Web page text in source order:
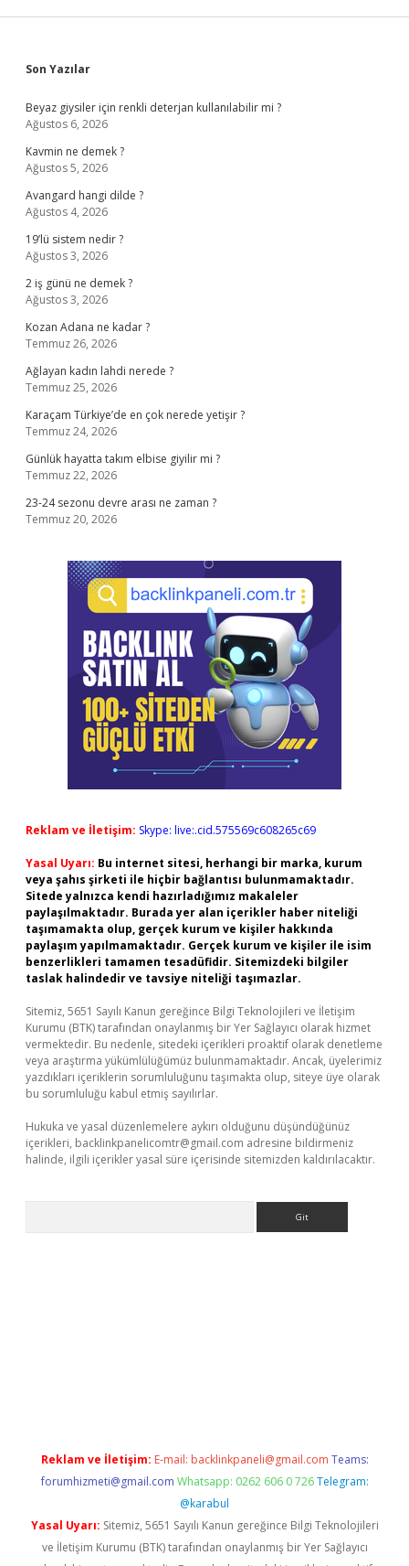
Sidebar
Son Yazılar
Beyaz giysiler için renkli deterjan kullanılabilir mi ?
Ağustos 6, 2026
Kavmin ne demek ?
Ağustos 5, 2026
Avangard hangi dilde ?
Ağustos 4, 2026
19’lü sistem nedir ?
Ağustos 3, 2026
2 iş günü ne demek ?
Ağustos 3, 2026
Kozan Adana ne kadar ?
Temmuz 26, 2026
Ağlayan kadın lahdi nerede ?
Temmuz 25, 2026
Karaçam Türkiye’de en çok nerede yetişir ?
Temmuz 24, 2026
Günlük hayatta takım elbise giyilir mi ?
Temmuz 22, 2026
23-24 sezonu devre arası ne zaman ?
Temmuz 20, 2026
Reklam ve İletişim: Skype: live:.cid.575569c608265c69
Yasal Uyarı: Bu internet sitesi, herhangi bir marka, kurum
veya şahıs şirketi ile hiçbir bağlantısı bulunmamaktadır.
Sitede yalnızca kendi hazırladığımız makaleler
paylaşılmaktadır. Burada yer alan içerikler haber niteliği
taşımamakta olup, gerçek kurum ve kişiler hakkında
paylaşım yapılmamaktadır. Gerçek kurum ve kişiler ile isim
benzerlikleri tamamen tesadüfidir. Sitemizdeki bilgiler
taslak halindedir ve tavsiye niteliği taşımazlar.
Sitemiz, 5651 Sayılı Kanun gereğince Bilgi Teknolojileri ve İletişim
Kurumu (BTK) tarafından onaylanmış bir Yer Sağlayıcı olarak hizmet
vermektedir. Bu nedenle, sitedeki içerikleri proaktif olarak denetleme
veya araştırma yükümlülüğümüz bulunmamaktadır. Ancak, üyelerimiz
yazdıkları içeriklerin sorumluluğunu taşımakta olup, siteye üye olarak
bu sorumluluğu kabul etmiş sayılırlar.
Hukuka ve yasal düzenlemelere aykırı olduğunu düşündüğünüz
içerikleri, backlinkpanelicomtr@gmail.com adresine bildirmeniz
halinde, ilgili içerikler yasal süre içerisinde sitemizden kaldırılacaktır.
Reklam ve İletişim: E-mail: backlinkpaneli@gmail.com Teams:
forumhizmeti@gmail.com Whatsapp: 0262 606 0 726 Telegram:
@karabul
Yasal Uyarı: Sitemiz, 5651 Sayılı Kanun gereğince Bilgi Teknolojileri
ve İletişim Kurumu (BTK) tarafından onaylanmış bir Yer Sağlayıcı